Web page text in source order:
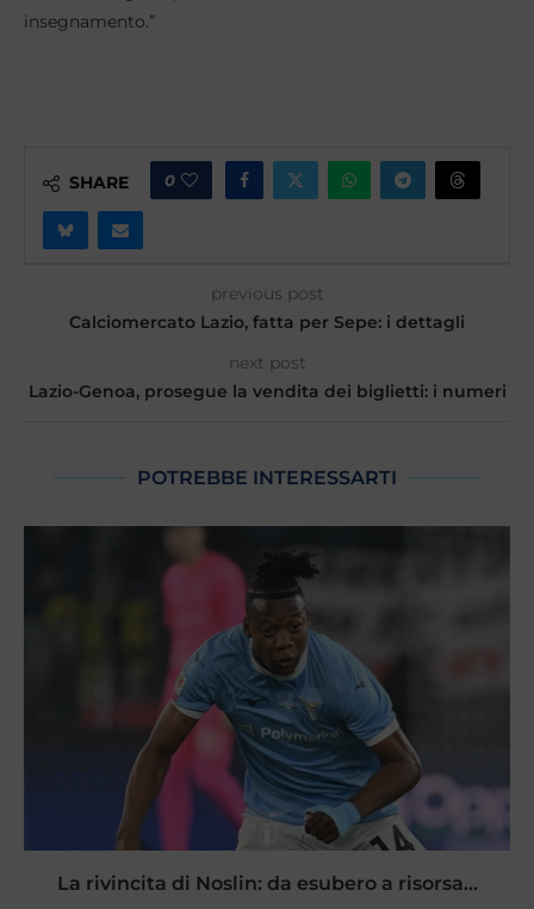
insegnamento.”
SHARE 0
previous post
Calciomercato Lazio, fatta per Sepe: i dettagli
next post
Lazio-Genoa, prosegue la vendita dei biglietti: i numeri
POTREBBE INTERESSARTI
La rivincita di Noslin: da esubero a risorsa...